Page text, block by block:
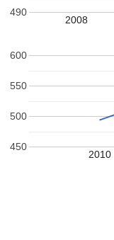
2008
490
2010
450
500
550
600